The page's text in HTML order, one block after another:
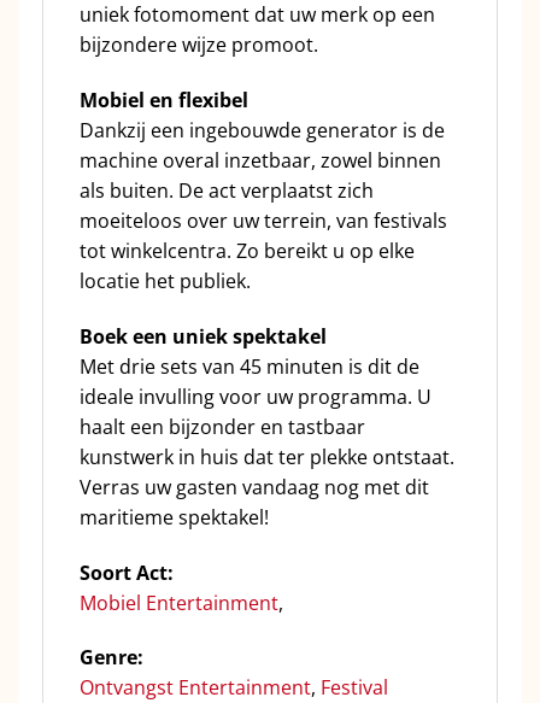
uniek fotomoment dat uw merk op een
bijzondere wijze promoot.
Mobiel en flexibel
Dankzij een ingebouwde generator is de
machine overal inzetbaar, zowel binnen
als buiten. De act verplaatst zich
moeiteloos over uw terrein, van festivals
tot winkelcentra. Zo bereikt u op elke
locatie het publiek.
Boek een uniek spektakel
Met drie sets van 45 minuten is dit de
ideale invulling voor uw programma. U
haalt een bijzonder en tastbaar
kunstwerk in huis dat ter plekke ontstaat.
Verras uw gasten vandaag nog met dit
maritieme spektakel!
Soort Act:
Mobiel Entertainment,
Genre:
Ontvangst Entertainment, Festival